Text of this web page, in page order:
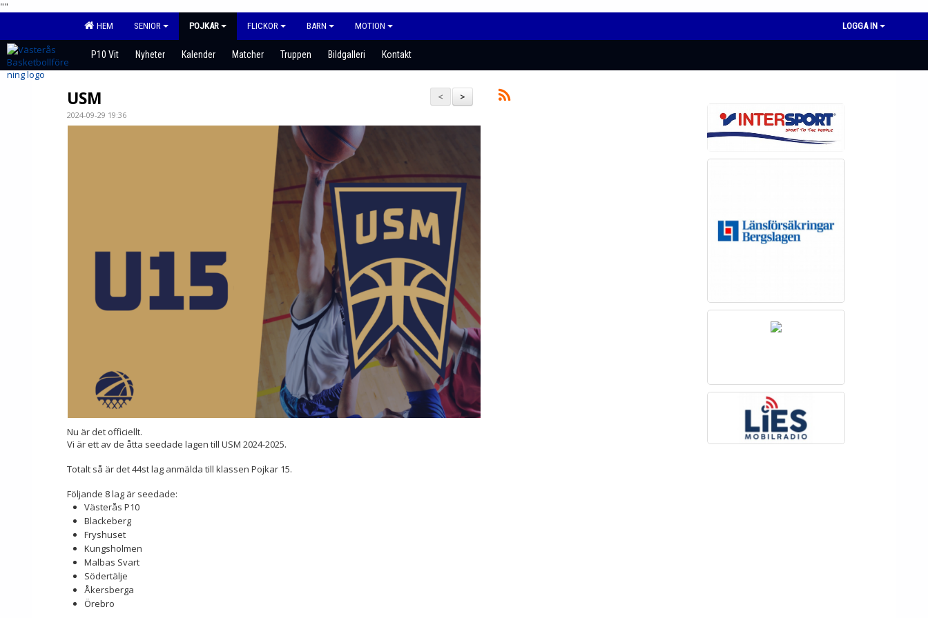
""
HEM SENIOR POJKAR FLICKOR BARN MOTION LOGGA IN
P10 Vit Nyheter Kalender Matcher Truppen Bildgalleri Kontakt
>
<
USM
2024-09-29 19:36
Nu är det officiellt.
Vi är ett av de åtta seedade lagen till USM 2024-2025.
Totalt så är det 44st lag anmälda till klassen Pojkar 15.
Följande 8 lag är seedade:
Västerås P10
Blackeberg
Fryshuset
Kungsholmen
Malbas Svart
Södertälje
Åkersberga
Örebro